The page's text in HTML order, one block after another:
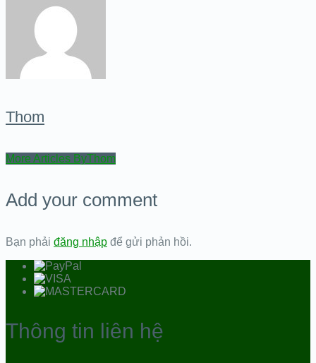
Thom
More Articles ByThom
Add your comment
Bạn phải đăng nhập để gửi phản hồi.
Thông tin liên hệ